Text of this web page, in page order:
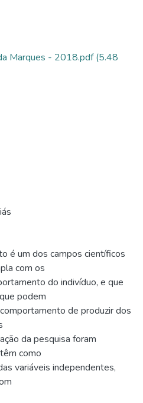
Marques - 2018.pdf(5.48
é um dos campos científicos
com os
do indivíduo, e que
podem
de produzir dos
da pesquisa foram
como
variáveis independentes,